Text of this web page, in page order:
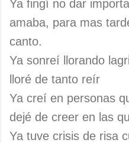
Ya fingí no dar
amaba, para mas
canto.
Ya sonreí llorando
lloré de tanto reír
Ya creí en personas
dejé de creer en las
Ya tuve crisis de risa